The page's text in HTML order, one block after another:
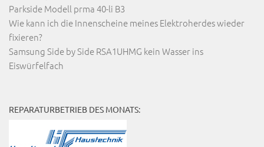
Parkside Modell prma 40-li B3
Wie kann ich die Innenscheine meines Elektroherdes wieder
fixieren?
Samsung Side by Side RSA1UHMG kein Wasser ins
Eiswürfelfach
REPARATURBETRIEB DES MONATS: